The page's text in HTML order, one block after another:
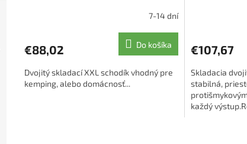
7-14 dní
€88,02 Do košíka
Dvojitý skladací XXL schodík vhodný pre
kemping, alebo domácnosť...
€107,67
Skladacia
stabilná,
každý